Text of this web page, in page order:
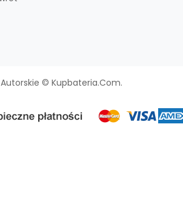
© Kupbateria.com.